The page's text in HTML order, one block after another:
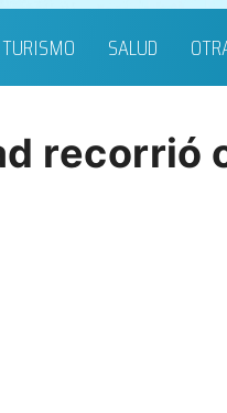
TURISMO SALUD
recorrió